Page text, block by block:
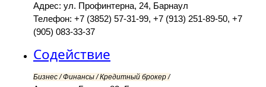
Адрес: ул. Профинтерна, 24, Барнаул
Телефон: +7 (3852) 57-31-99, +7 (913) 251-89-50, +7
(905) 083-33-37
Содействие
Бизнес / Финансы / Кредитный брокер /